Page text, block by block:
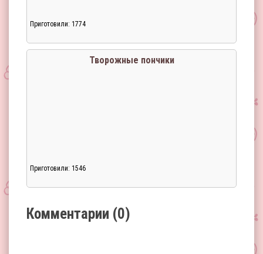
Приготовили: 1774
Творожные пончики
Приготовили: 1546
Комментарии (0)